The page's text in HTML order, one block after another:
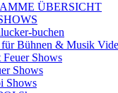
ÜBERSICHT
buchen
Bühnen & Musik
Shows
Shows
Shows